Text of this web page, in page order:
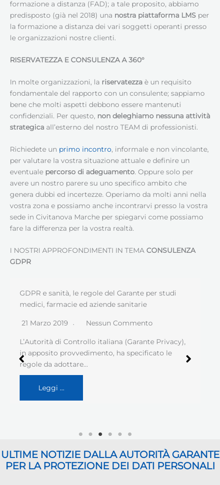
formazione a distanza (FAD); a tale proposito, abbiamo
predisposto (già nel 2018) una nostra piattaforma LMS per
la formazione a distanza dei vari soggetti operanti presso
le organizzazioni nostre clienti.
RISERVATEZZA E CONSULENZA A 360°
In molte organizzazioni, la riservatezza è un requisito
fondamentale del rapporto con un consulente; sappiamo
bene che molti aspetti debbono essere mantenuti
confidenziali. Per questo, non deleghiamo nessuna attività
strategica all’esterno del nostro TEAM di professionisti.
Richiedete un primo incontro, informale e non vincolante,
per valutare la vostra situazione attuale e definire un
eventuale percorso di adeguamento. Oppure solo per
avere un nostro parere su uno specifico ambito che
genera dubbi ed incertezze. Operiamo da molti anni nella
vostra zona e possiamo anche incontrarvi presso la vostra
sede in Civitanova Marche per spiegarvi come possiamo
fare la differenza per la vostra realtà.
I NOSTRI APPROFONDIMENTI IN TEMA CONSULENZA
GDPR
GDPR e sanità, le regole del Garante per studi
medici, farmacie ed aziende sanitarie
21 Marzo 2019 Nessun Commento
L’Autorità di Controllo italiana (Garante Privacy),
in apposito provvedimento, ha specificato le
regole da adottare…
Leggi …
ULTIME NOTIZIE DALLA AUTORITÀ GARANTE
PER LA PROTEZIONE DEI DATI PERSONALI